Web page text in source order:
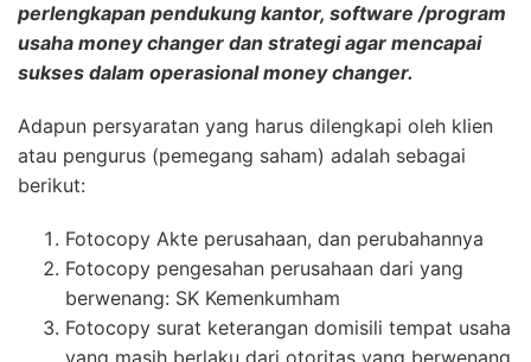
perlengkapan pendukung kantor, software /program
usaha money changer dan strategi agar mencapai
sukses dalam operasional money changer.
Adapun persyaratan yang harus dilengkapi oleh klien
atau pengurus (pemegang saham) adalah sebagai
berikut:
Fotocopy Akte perusahaan, dan perubahannya
Fotocopy pengesahan perusahaan dari yang
berwenang: SK Kemenkumham
Fotocopy surat keterangan domisili tempat usaha
yang masih berlaku dari otoritas yang berwenang